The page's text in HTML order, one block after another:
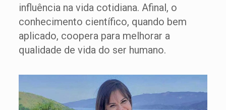
influência na vida cotidiana. Afinal, o
conhecimento científico, quando bem
aplicado, coopera para melhorar a
qualidade de vida do ser humano.